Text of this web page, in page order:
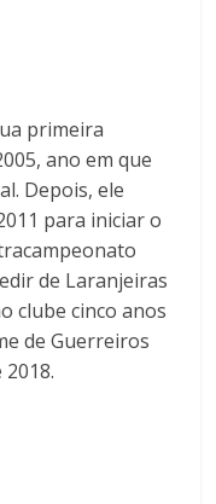
primeira
ano em que
Depois, ele
para iniciar o
de Laranjeiras
clube cinco anos
de Guerreiros